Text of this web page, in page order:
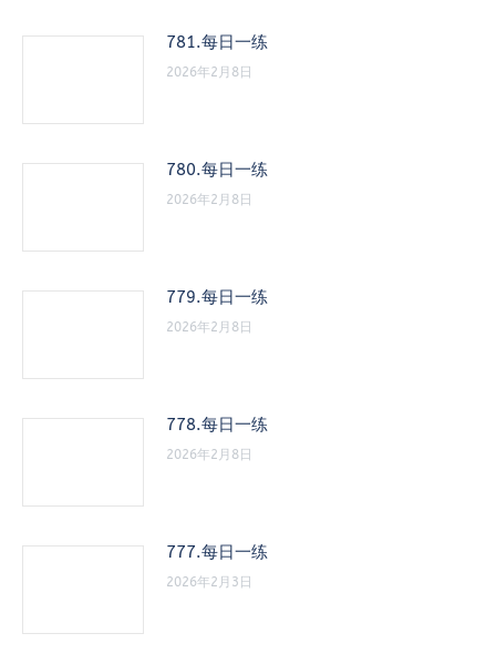
781.每日一练
2026年2月8日
780.每日一练
2026年2月8日
779.每日一练
2026年2月8日
778.每日一练
2026年2月8日
777.每日一练
2026年2月3日